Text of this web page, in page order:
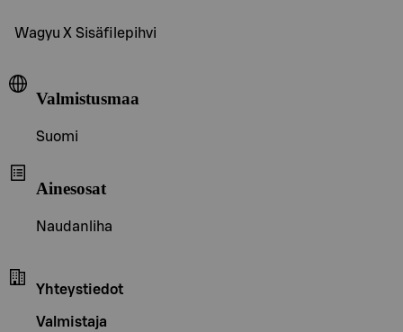
Wagyu X Sisäfilepihvi
Valmistusmaa
Suomi
Ainesosat
Naudanliha
Yhteystiedot
Valmistaja